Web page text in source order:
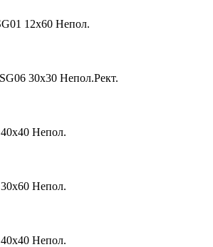
12x60 Непол.
30x30 Непол.Рект.
Непол.
Непол.
Непол.